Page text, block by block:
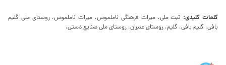
کلمات کلیدی: ثبت ملی، میراث فرهنگی ناملموس، میراث ناملموس، روستای ملی گلیم
بافی، گلیم بافی، گلیم، روستای عنبران، روستای ملی صنایع دستی،